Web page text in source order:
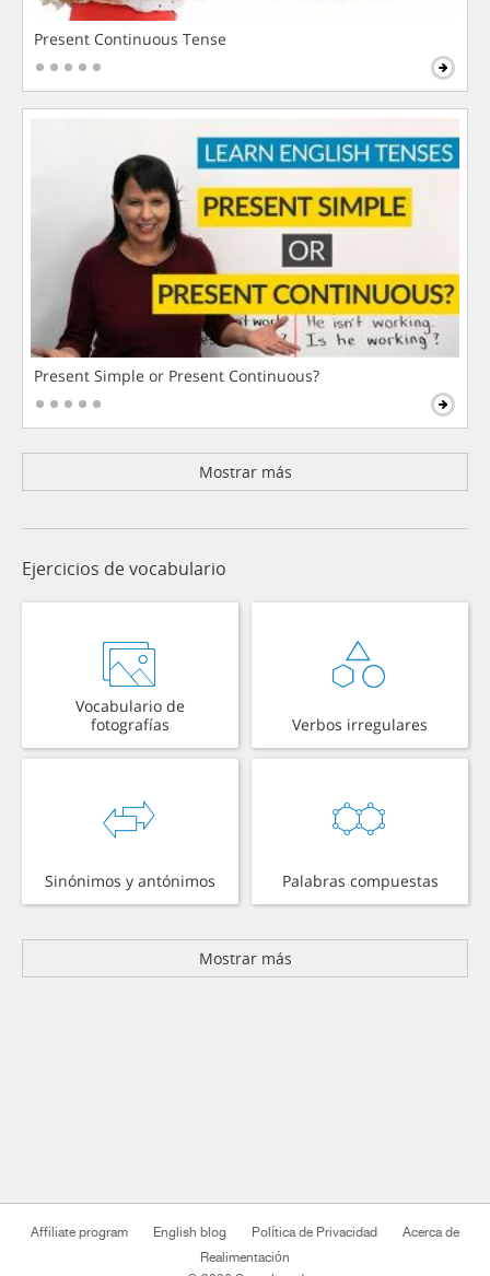
Present Continuous Tense
Present Simple or Present Continuous?
Mostrar más
Ejercicios de vocabulario
Vocabulario de
fotografías
Verbos irregulares
Sinónimos y antónimos Palabras compuestas
Mostrar más
Affiliate program English blog Política de Privacidad
Acerca de
Realimentación